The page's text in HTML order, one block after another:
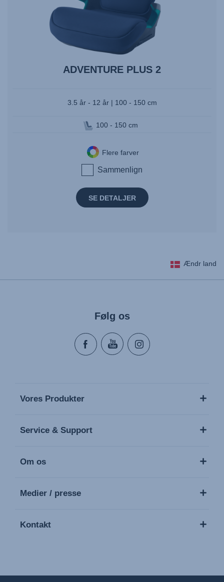
ADVENTURE PLUS 2
3.5 år - 12 år | 100 - 150 cm
100 - 150 cm
Flere farver
Sammenlign
SE DETALJER
Ændr land
Følg os
Vores Produkter
Service & Support
Om os
Medier / presse
Kontakt